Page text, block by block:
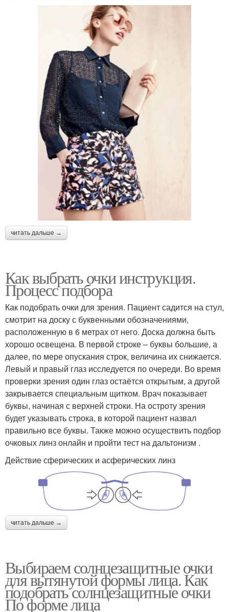
читать дальше →
Как выбрать очки инструкция.
Процесс подбора
Как подобрать очки для зрения. Пациент садится на стул,
смотрит на доску с буквенными обозначениями,
расположенную в 6 метрах от него. Доска должна быть
хорошо освещена. В первой строке – буквы большие, а
далее, по мере опускания строк, величина их снижается.
Левый и правый глаз исследуется по очереди. Во время
проверки зрения один глаз остаётся открытым, а другой
закрывается специальным щитком. Врач показывает
буквы, начиная с верхней строки. На остроту зрения
будет указывать строка, в которой пациент назвал
правильно все буквы. Также можно осуществить подбор
очковых линз онлайн и пройти тест на дальтонизм .
Действие сферических и асферических линз
читать дальше →
Выбираем солнцезащитные очки
для вытянутой формы лица. Как
подобрать солнцезащитные очки
По форме лица